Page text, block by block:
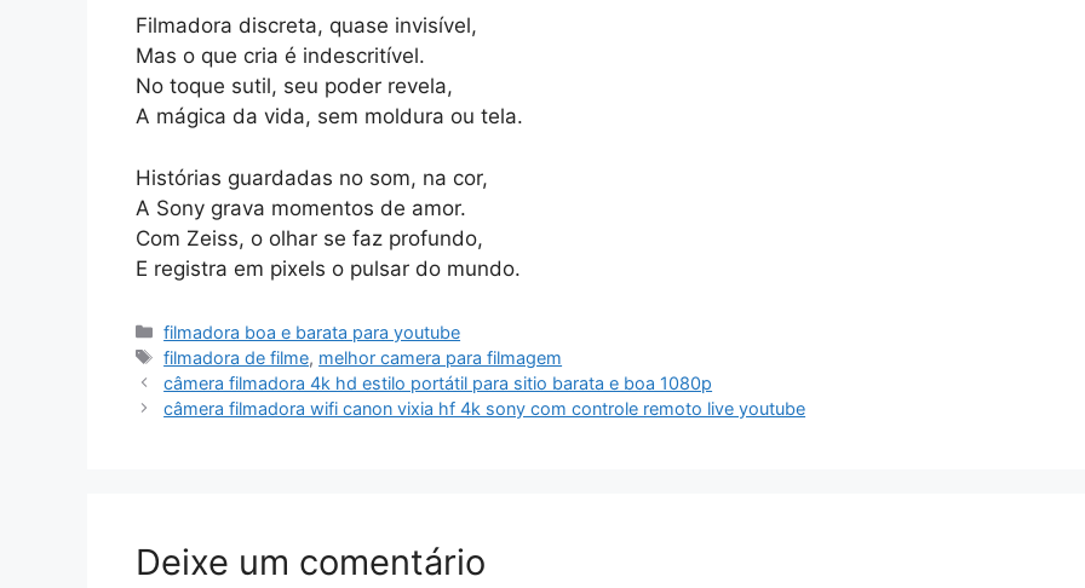
Filmadora discreta, quase invisível,
Mas o que cria é indescritível.
No toque sutil, seu poder revela,
A mágica da vida, sem moldura ou tela.
Histórias guardadas no som, na cor,
A Sony grava momentos de amor.
Com Zeiss, o olhar se faz profundo,
E registra em pixels o pulsar do mundo.
Categorias
filmadora boa e barata para youtube
Tags
filmadora de filme, melhor camera para filmagem
câmera filmadora 4k hd estilo portátil para sitio barata e boa 1080p
câmera filmadora wifi canon vixia hf 4k sony com controle remoto live youtube
Deixe um comentário